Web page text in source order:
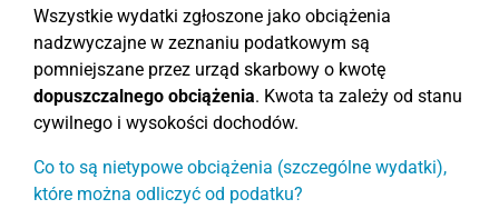
Wszystkie wydatki zgłoszone jako obciążenia
nadzwyczajne w zeznaniu podatkowym są
pomniejszane przez urząd skarbowy o kwotę
dopuszczalnego obciążenia. Kwota ta zależy od stanu
cywilnego i wysokości dochodów.
Co to są nietypowe obciążenia (szczególne wydatki),
które można odliczyć od podatku?